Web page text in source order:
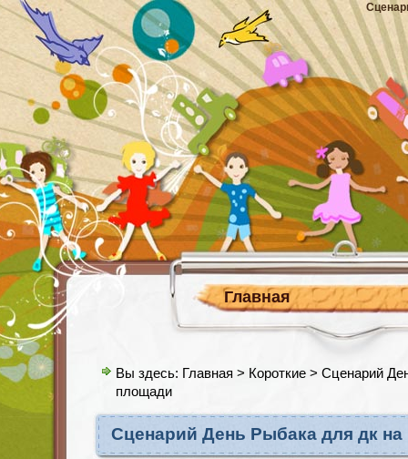
Главная
Вы здесь: Главная > Короткие > Сценарий
площади
Сценарий День Рыбака для дк